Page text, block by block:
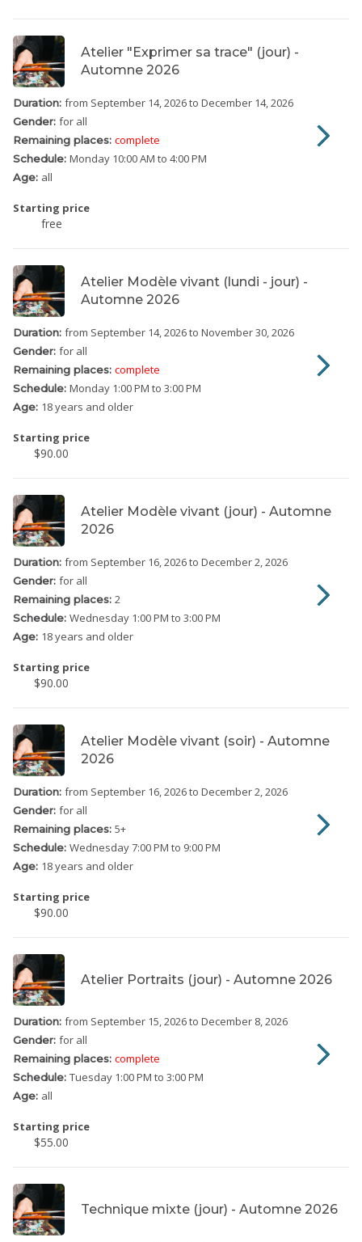
Atelier "Exprimer sa trace" (jour) -
Automne 2026
Duration: from September 14, 2026to December 14, 2026
Gender: for all
Remaining places: complete
Schedule: Monday 10:00 AM to 4:00 PM
Age: all
Starting price
free
Atelier Modèle vivant (lundi - jour) -
Automne 2026
Duration: from September 14, 2026to November 30, 2026
Gender: for all
Remaining places: complete
Schedule: Monday 1:00 PM to 3:00 PM
Age: 18 years and older
Starting price
$90.00
Atelier Modèle vivant (jour) - Automne
2026
Duration: from September 16, 2026to December 2, 2026
Gender: for all
Remaining places: 2
Schedule: Wednesday 1:00 PM to 3:00 PM
Age: 18 years and older
Starting price
$90.00
Atelier Modèle vivant (soir) - Automne
2026
Duration: from September 16, 2026to December 2, 2026
Gender: for all
Remaining places: 5+
Schedule: Wednesday7:00 PM to 9:00 PM
Age: 18 years and older
Starting price
$90.00
Atelier Portraits (jour) - Automne 2026
Duration: from September 15, 2026to December 8, 2026
Gender: for all
Remaining places: complete
Schedule: Tuesday 1:00 PM to 3:00 PM
Age: all
Starting price
$55.00
Technique mixte (jour) - Automne 2026